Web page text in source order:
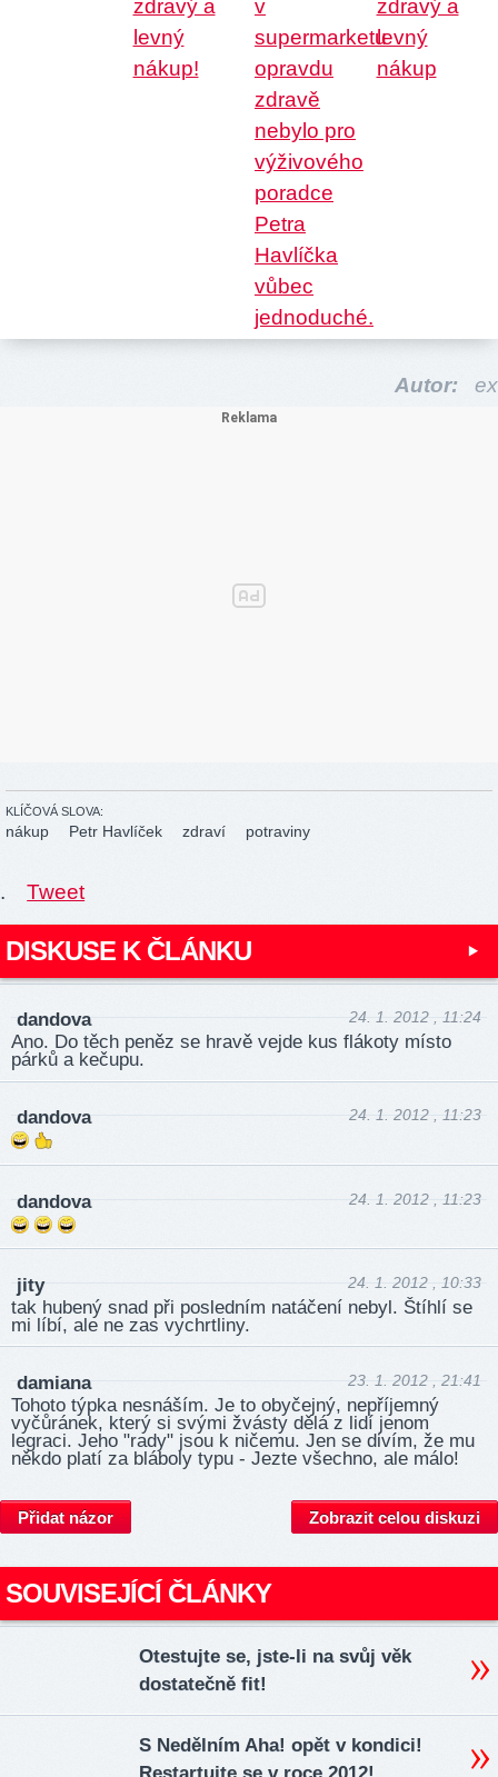
Autor: ex
KLÍČOVÁ SLOVA:
nákup Petr Havlíček zdraví potraviny
. Tweet
DISKUSE K ČLÁNKU
dandova 24. 1. 2012 , 11:24
Ano. Do těch peněz se hravě vejde kus flákoty místo
párků a kečupu.
dandova 24. 1. 2012 , 11:23
dandova 24. 1. 2012 , 11:23
jity 24. 1. 2012 , 10:33
tak hubený snad při posledním natáčení nebyl. Štíhlí se
mi líbí, ale ne zas vychrtliny.
damiana 23. 1. 2012 , 21:41
Tohoto týpka nesnáším. Je to obyčejný, nepříjemný
vyčůránek, který si svými žvásty dělá z lidí jenom
legraci. Jeho "rady" jsou k ničemu. Jen se divím, že mu
někdo platí za bláboly typu - Jezte všechno, ale málo!
Přidat názor Zobrazit celou diskuzi
SOUVISEJÍCÍ ČLÁNKY
Otestujte se, jste-li na svůj věk
dostatečně fit!
S Nedělním Aha! opět v kondici!
Restartujte se v roce 2012!